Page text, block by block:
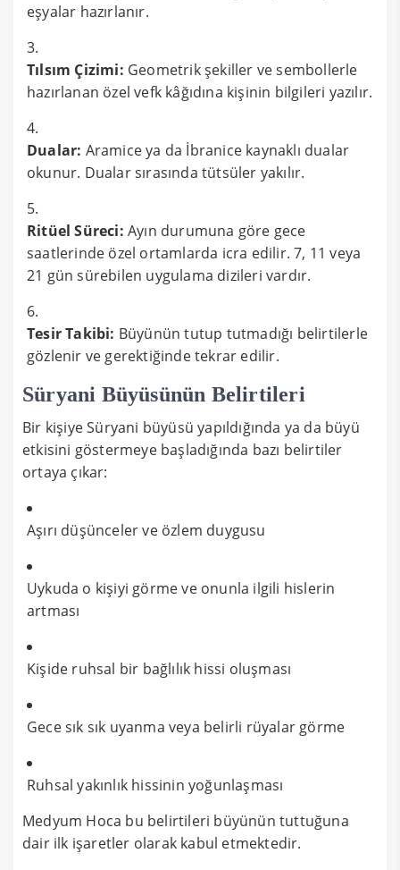
eşyalar hazırlanır.
Tılsım Çizimi: Geometrik şekiller ve sembollerle
hazırlanan özel vefk kâğıdına kişinin bilgileri yazılır.
Dualar: Aramice ya da İbranice kaynaklı dualar
okunur. Dualar sırasında tütsüler yakılır.
Ritüel Süreci: Ayın durumuna göre gece
saatlerinde özel ortamlarda icra edilir. 7, 11 veya
21 gün sürebilen uygulama dizileri vardır.
Tesir Takibi: Büyünün tutup tutmadığı belirtilerle
gözlenir ve gerektiğinde tekrar edilir.
Süryani Büyüsünün Belirtileri
Bir kişiye Süryani büyüsü yapıldığında ya da büyü
etkisini göstermeye başladığında bazı belirtiler
ortaya çıkar:
Aşırı düşünceler ve özlem duygusu
Uykuda o kişiyi görme ve onunla ilgili hislerin
artması
Kişide ruhsal bir bağlılık hissi oluşması
Gece sık sık uyanma veya belirli rüyalar görme
Ruhsal yakınlık hissinin yoğunlaşması
Medyum Hoca bu belirtileri büyünün tuttuğuna
dair ilk işaretler olarak kabul etmektedir.